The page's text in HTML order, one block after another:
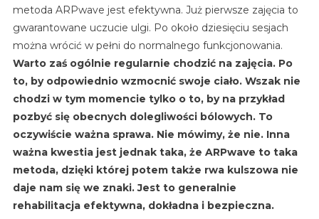
metoda ARPwave jest efektywna. Już pierwsze zajęcia to
gwarantowane uczucie ulgi. Po około dziesięciu sesjach
można wrócić w pełni do normalnego funkcjonowania.
Warto zaś ogólnie regularnie chodzić na zajęcia. Po
to, by odpowiednio wzmocnić swoje ciało. Wszak nie
chodzi w tym momencie tylko o to, by na przykład
pozbyć się obecnych dolegliwości bólowych. To
oczywiście ważna sprawa. Nie mówimy, że nie. Inna
ważna kwestia jest jednak taka, że ARPwave to taka
metoda, dzięki której potem także rwa kulszowa nie
daje nam się we znaki. Jest to generalnie
rehabilitacja efektywna, dokładna i bezpieczna.